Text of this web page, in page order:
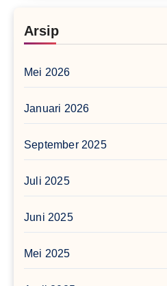
Arsip
Mei 2026
Januari 2026
September 2025
Juli 2025
Juni 2025
Mei 2025